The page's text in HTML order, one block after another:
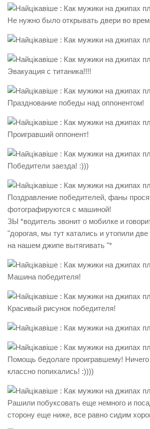
Не нужно было открывать двери во
Эвакуация с титаника!!!!
Празднование победы над оппонентом!
Проигравший оппонент!
Победители заезда! :)))
Поздравление победителей, фаны
фотографируются с машиной!
ЗЫ *водитель звонит о мобилке и
"дорогая, мы тут катались и утопили
на нашем джипе вытягивать "*
Машина победителя!
Красивый рисунок победителя!
Помощь бедолаге проигравшему!
классно попихались! :))))
Рашили побуксовать еще немного и
сторону еще ниже, вcе равно сидим